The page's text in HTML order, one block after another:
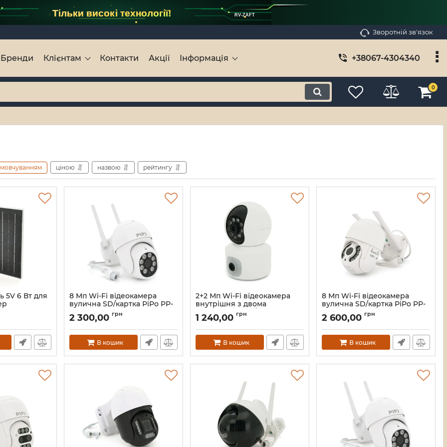
Тільки високі технології! RV-ZAFT
Зворотній зв'язок
Бренди Клієнтам Контакти Акції Інформація +38067-4304340
0
ціною назвою рейтингу
5V 6 Вт для
1,5м
8 Мп Wi-Fi відеокамера
вулична SD/картка PiPo PP-
IPC27D8MP20 PTZ 2.8mm
ICSee
Артикул:42138
2 300,00 грн
В кошик
2+2 Мп Wi-Fi відеокамера
внутрішня з двома
об'єктивами SD/карта PiPo
PP-IPC28D2MP15 PTZ 2.8mm
ICSee
Артикул:
1 240,00 грн
В кошик
8 Мп Wi-Fi відеокамера
вулична SD/картка PiPo PP-
IPC27D8MP20 PTZ 2.8mm
ICSee
Артикул:22624
2 600,00 грн
В кошик